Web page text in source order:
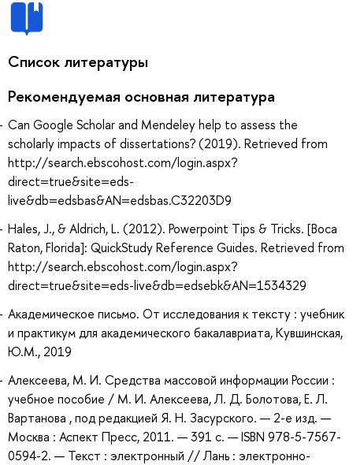
Список литературы
Рекомендуемая основная литература
Can Google Scholar and Mendeley help to assess the
scholarly impacts of dissertations? (2019). Retrieved from
http://search.ebscohost.com/login.aspx?
direct=true&site=eds-
live&db=edsbas&AN=edsbas.C32203D9
Hales, J., & Aldrich, L. (2012). Powerpoint Tips & Tricks. [Boca
Raton, Florida]: QuickStudy Reference Guides. Retrieved from
http://search.ebscohost.com/login.aspx?
direct=true&site=eds-live&db=edsebk&AN=1534329
Академическое письмо. От исследования к тексту : учебник
и практикум для академического бакалавриата, Кувшинская,
Ю.М., 2019
Алексеева, М. И. Средства массовой информации России :
учебное пособие / М. И. Алексеева, Л. Д. Болотова, Е. Л.
Вартанова , под редакцией Я. Н. Засурского. — 2-е изд. —
Москва : Аспект Пресс, 2011. — 391 с. — ISBN 978-5-7567-
0594-2. — Текст : электронный // Лань : электронно-